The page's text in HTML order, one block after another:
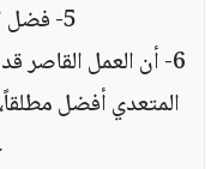
5- فضل الذكر عقب الصلوات.
6- أن العمل القاصر
المتعدي أفضل